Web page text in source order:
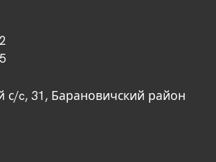
с/c, 31, Барановичский район